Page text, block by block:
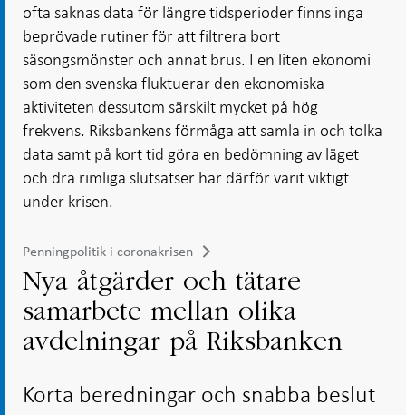
ofta saknas data för längre tidsperioder finns inga
beprövade rutiner för att filtrera bort
säsongsmönster och annat brus. I en liten ekonomi
som den svenska fluktuerar den ekonomiska
aktiviteten dessutom särskilt mycket på hög
frekvens. Riksbankens förmåga att samla in och tolka
data samt på kort tid göra en bedömning av läget
och dra rimliga slutsatser har därför varit viktigt
under krisen.
Penningpolitik i coronakrisen
Nya åtgärder och tätare
samarbete mellan olika
avdelningar på Riksbanken
Korta beredningar och snabba beslut